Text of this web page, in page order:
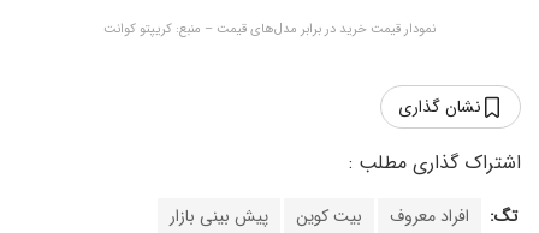
نمودار قیمت خرید در برابر مدل‌های قیمت – منبع: کریپتو کوانت
نشان گذاری
تگ: افراد معروف بیت کوین پیش بینی بازار